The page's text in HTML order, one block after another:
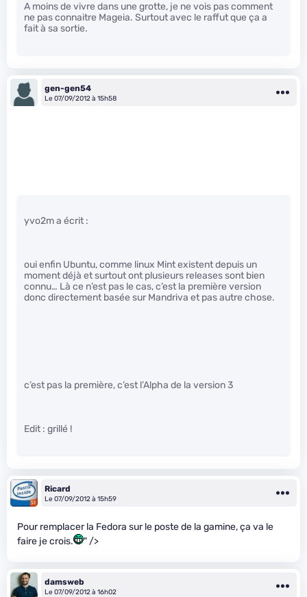
A moins de vivre dans une grotte, je ne vois pas comment
ne pas connaitre Mageia. Surtout avec le raffut que ça a
fait à sa sortie.
gen-gen54
Le 07/09/2012 à 15h58
yvo2m a écrit :
oui enfin Ubuntu, comme linux Mint existent depuis un
moment déjà et surtout ont plusieurs releases sont bien
connu… Là ce n’est pas le cas, c’est la première version
donc directement basée sur Mandriva et pas autre chose.
c’est pas la première, c’est l’Alpha de la version 3
Edit : grillé !
Ricard
Le 07/09/2012 à 15h59
Pour remplacer la Fedora sur le poste de la gamine, ça va le
faire je crois.
" />
damsweb
Le 07/09/2012 à 16h02